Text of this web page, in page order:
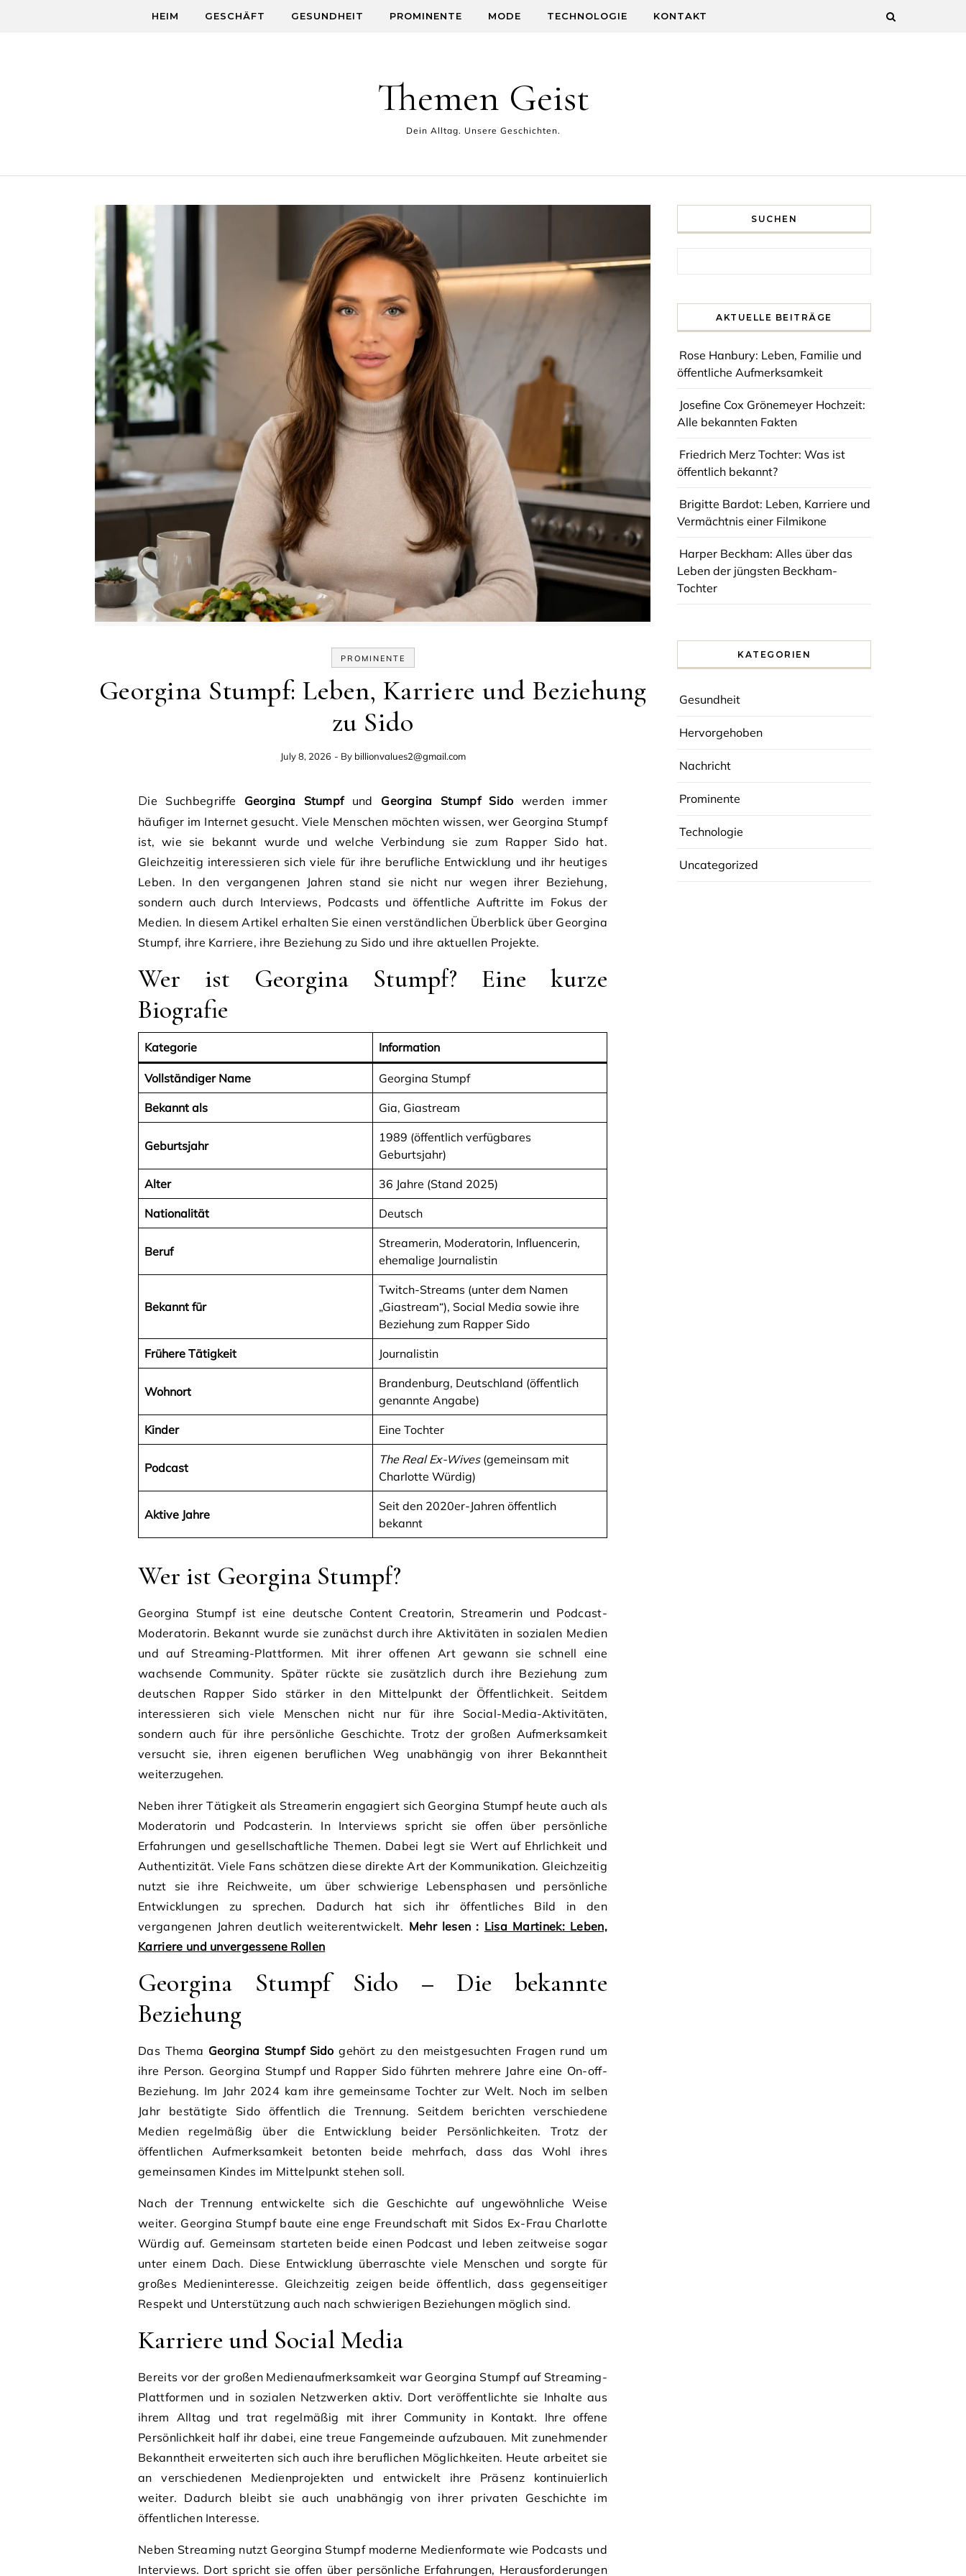
HEIM GESCHÄFT GESUNDHEIT PROMINENTE MODE TECHNOLOGIE KONTAKT
Themen Geist
Dein Alltag. Unsere Geschichten.
PROMINENTE
Georgina Stumpf: Leben, Karriere und Beziehung
zu Sido
July 8, 2026 - By billionvalues2@gmail.com
Die Suchbegriffe Georgina Stumpfund Georgina Stumpf Sido werden immer
häufiger im Internet gesucht. Viele Menschen möchten wissen, wer Georgina Stumpf
ist, wie sie bekannt wurde und welche Verbindung sie zum Rapper Sido hat.
Gleichzeitig interessieren sich viele für ihre berufliche Entwicklung und ihr heutiges
Leben. In den vergangenen Jahren stand sie nicht nur wegen ihrer Beziehung,
sondern auch durch Interviews, Podcasts und öffentliche Auftritte im Fokus der
Medien. In diesem Artikel erhalten Sie einen verständlichen Überblick über Georgina
Stumpf, ihre Karriere, ihre Beziehung zu Sido und ihre aktuellen Projekte.
Wer ist Georgina Stumpf? Eine kurze
Biografie
Kategorie Information
Vollständiger Name Georgina Stumpf
Bekannt als Gia, Giastream
Geburtsjahr
1989 (öffentlich verfügbares
Geburtsjahr)
Alter 36 Jahre (Stand 2025)
Nationalität Deutsch
Beruf
Streamerin, Moderatorin, Influencerin,
ehemalige Journalistin
Bekannt für
Twitch-Streams (unter dem Namen
„Giastream“), Social Media sowie ihre
Beziehung zum Rapper Sido
Frühere Tätigkeit Journalistin
Wohnort
Brandenburg, Deutschland (öffentlich
genannte Angabe)
Kinder Eine Tochter
Podcast
The Real Ex-Wives(gemeinsam mit
Charlotte Würdig)
Aktive Jahre
Seit den 2020er-Jahren öffentlich
bekannt
Wer ist Georgina Stumpf?
Georgina Stumpf ist eine deutsche Content Creatorin, Streamerin und Podcast-
Moderatorin. Bekannt wurde sie zunächst durch ihre Aktivitäten in sozialen Medien
und auf Streaming-Plattformen. Mit ihrer offenen Art gewann sie schnell eine
wachsende Community. Später rückte sie zusätzlich durch ihre Beziehung zum
deutschen Rapper Sido stärker in den Mittelpunkt der Öffentlichkeit. Seitdem
interessieren sich viele Menschen nicht nur für ihre Social-Media-Aktivitäten,
sondern auch für ihre persönliche Geschichte. Trotz der großen Aufmerksamkeit
versucht sie, ihren eigenen beruflichen Weg unabhängig von ihrer Bekanntheit
weiterzugehen.
Neben ihrer Tätigkeit als Streamerin engagiert sich Georgina Stumpf heute auch als
Moderatorin und Podcasterin. In Interviews spricht sie offen über persönliche
Erfahrungen und gesellschaftliche Themen. Dabei legt sie Wert auf Ehrlichkeit und
Authentizität. Viele Fans schätzen diese direkte Art der Kommunikation. Gleichzeitig
nutzt sie ihre Reichweite, um über schwierige Lebensphasen und persönliche
Entwicklungen zu sprechen. Dadurch hat sich ihr öffentliches Bild in den
vergangenen Jahren deutlich weiterentwickelt. Mehr lesen : Lisa Martinek: Leben,
Karriere und unvergessene Rollen
Georgina Stumpf Sido – Die bekannte
Beziehung
Das Thema Georgina Stumpf Sido gehört zu den meistgesuchten Fragen rund um
ihre Person. Georgina Stumpf und Rapper Sido führten mehrere Jahre eine On-off-
Beziehung. Im Jahr 2024 kam ihre gemeinsame Tochter zur Welt. Noch im selben
Jahr bestätigte Sido öffentlich die Trennung. Seitdem berichten verschiedene
Medien regelmäßig über die Entwicklung beider Persönlichkeiten. Trotz der
öffentlichen Aufmerksamkeit betonten beide mehrfach, dass das Wohl ihres
gemeinsamen Kindes im Mittelpunkt stehen soll.
Nach der Trennung entwickelte sich die Geschichte auf ungewöhnliche Weise
weiter. Georgina Stumpf baute eine enge Freundschaft mit Sidos Ex-Frau Charlotte
Würdig auf. Gemeinsam starteten beide einen Podcast und leben zeitweise sogar
unter einem Dach. Diese Entwicklung überraschte viele Menschen und sorgte für
großes Medieninteresse. Gleichzeitig zeigen beide öffentlich, dass gegenseitiger
Respekt und Unterstützung auch nach schwierigen Beziehungen möglich sind.
Karriere und Social Media
Bereits vor der großen Medienaufmerksamkeit war Georgina Stumpf auf Streaming-
Plattformen und in sozialen Netzwerken aktiv. Dort veröffentlichte sie Inhalte aus
ihrem Alltag und trat regelmäßig mit ihrer Community in Kontakt. Ihre offene
Persönlichkeit half ihr dabei, eine treue Fangemeinde aufzubauen. Mit zunehmender
Bekanntheit erweiterten sich auch ihre beruflichen Möglichkeiten. Heute arbeitet sie
an verschiedenen Medienprojekten und entwickelt ihre Präsenz kontinuierlich
weiter. Dadurch bleibt sie auch unabhängig von ihrer privaten Geschichte im
öffentlichen Interesse.
Neben Streaming nutzt Georgina Stumpf moderne Medienformate wie Podcasts und
Interviews. Dort spricht sie offen über persönliche Erfahrungen, Herausforderungen
SUCHEN
AKTUELLE BEITRÄGE
Rose Hanbury: Leben, Familie und
öffentliche Aufmerksamkeit
Josefine Cox Grönemeyer Hochzeit:
Alle bekannten Fakten
Friedrich Merz Tochter: Was ist
öffentlich bekannt?
Brigitte Bardot: Leben, Karriere und
Vermächtnis einer Filmikone
Harper Beckham: Alles über das
Leben der jüngsten Beckham-
Tochter
KATEGORIEN
Gesundheit
Hervorgehoben
Nachricht
Prominente
Technologie
Uncategorized